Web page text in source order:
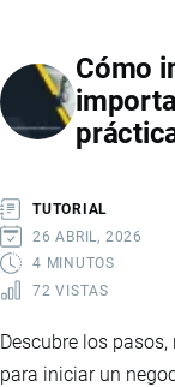
TEMU
A
Cómo
TUTORIAL
26 ABRIL, 2026
4 MINUTOS
72 VISTAS
Descubre los
para iniciar un